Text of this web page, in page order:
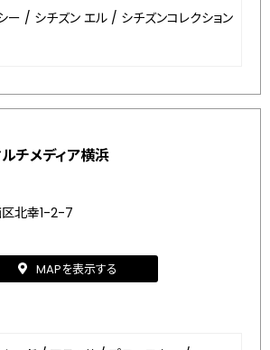
ー / シチズン エル / シチズンコレクション
チメディア横浜
北幸1-2-7
MAPを表示する